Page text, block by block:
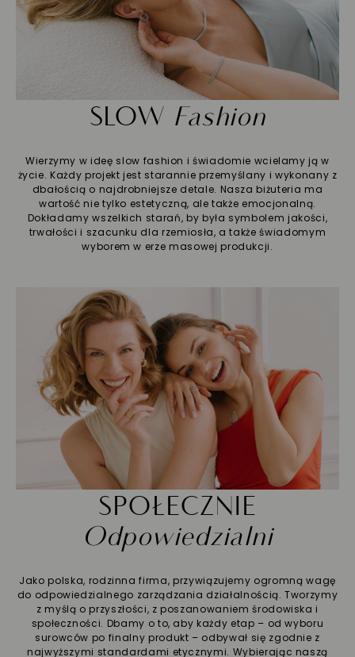
SLOW Fashion
Wierzymy w ideę slow fashion i świadomie wcielamy ją w
życie. Każdy projekt jest starannie przemyślany i wykonany z
dbałością o najdrobniejsze detale. Nasza biżuteria ma
wartość nie tylko estetyczną, ale także emocjonalną.
Dokładamy wszelkich starań, by była symbolem jakości,
trwałości i szacunku dla rzemiosła, a także świadomym
wyborem w erze masowej produkcji.
SPOŁECZNIE
Odpowiedzialni
Jako polska, rodzinna firma, przywiązujemy ogromną wagę
do odpowiedzialnego zarządzania działalnością. Tworzymy
z myślą o przyszłości, z poszanowaniem środowiska i
społeczności. Dbamy o to, aby każdy etap – od wyboru
surowców po finalny produkt – odbywał się zgodnie z
najwyższymi standardami etycznymi. Wybierając naszą